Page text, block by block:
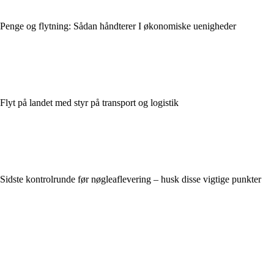
Penge og flytning: Sådan håndterer I økonomiske uenigheder
Flyt på landet med styr på transport og logistik
Sidste kontrolrunde før nøgleaflevering – husk disse vigtige punkter